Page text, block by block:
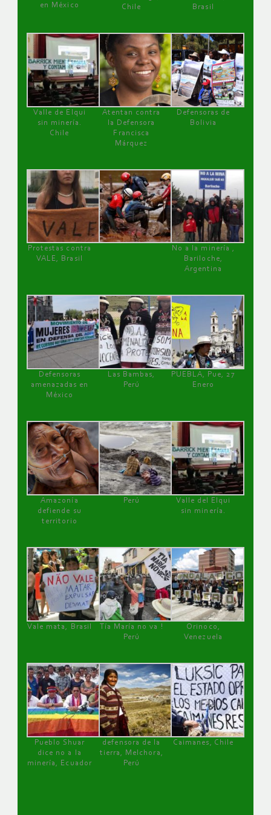
en México
Chile
Brasil
Valle de Elqui
sin minería.
Chile
Atentan contra
la Defensora
Francisca
Márquez
Defensoras de
Bolivia
Protestas contra
VALE, Brasil
No a la minería ,
Bariloche,
Argentina
Defensoras
amenazadas en
México
Las Bambas,
Perú
PUEBLA, Pue, 27
Enero
Amazonía
defiende su
territorio
Perú
Valle del Elqui
sin minería.
Vale mata, Brasil
Tía María no va !
Perú
Orinoco,
Venezuela
Pueblo Shuar
dice no a la
minería, Ecuador
defensora de la
tierra, Melchora,
Perú
Caimanes, Chile